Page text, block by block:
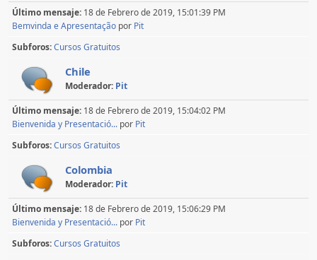
Último mensaje: 18 de Febrero de 2019, 15:01:39 PM
Bemvinda e Apresentação por Pit
Subforos Cursos Gratuitos
Chile
Moderador: Pit
Último mensaje: 18 de Febrero de 2019, 15:04:02 PM
Bienvenida y Presentació... por Pit
Subforos Cursos Gratuitos
Colombia
Moderador: Pit
Último mensaje: 18 de Febrero de 2019, 15:06:29 PM
Bienvenida y Presentació... por Pit
Subforos Cursos Gratuitos